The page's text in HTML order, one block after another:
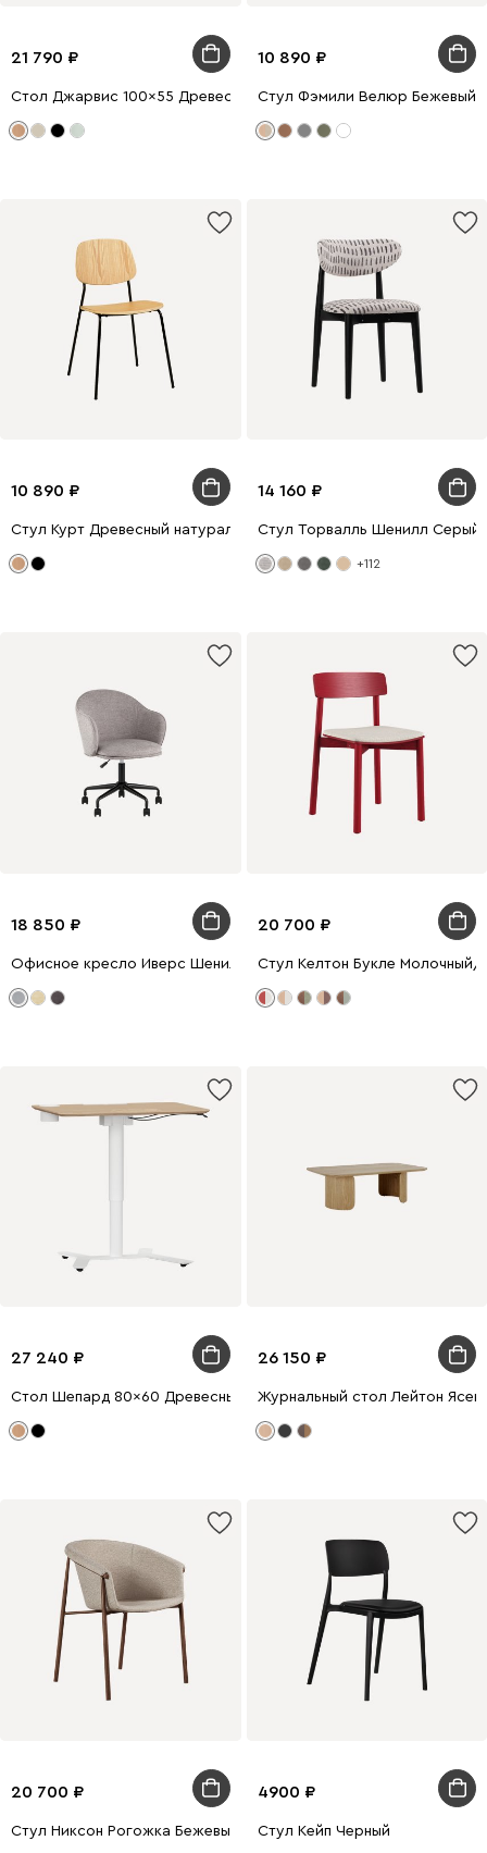
21 790
Стол Джарвис 100x55 Древесный натуральный/Бежевый
10 890
Стул Фэмили Велюр Бежевый/
10 890
Стул Курт Древесный натуральный/Черный
14 160
Стул Торвалль Шенилл
+112
18 850
Офисное кресло Иверс Шенилл Серый/Черный
20 700
Стул Келтон Букле Молочный/
27 240
Стол Шепард 80x60 Древесный натуральный/Белый
26 150
Журнальный стол Лейтон
20 700
Стул Никсон Рогожка Бежевый/Орех
4900
Стул Кейп Черный